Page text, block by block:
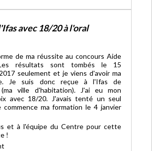
avec 18/20 à l'oral
de ma réussite au concours Aide
résultats sont tombés le 15
seulement et je viens d'avoir ma
Je suis donc reçue à l'Ifas de
ville d'habitation). J'ai eu mon
avec 18/20. J'avais tenté un seul
commence ma formation le 4 janvier
et à l'équipe du Centre pour cette
!